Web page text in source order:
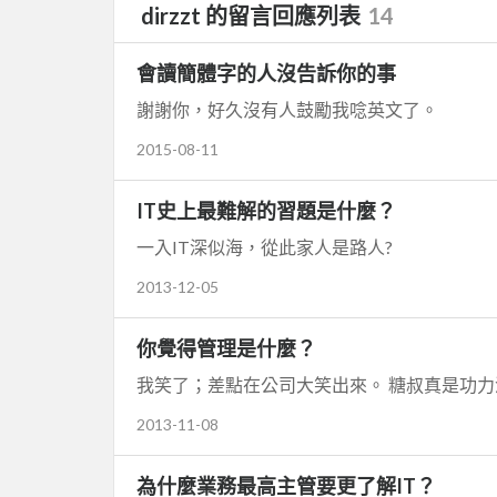
dirzzt 的留言回應列表 14
會讀簡體字的人沒告訴你的事
謝謝你，好久沒有人鼓勵我唸英文了。
2015-08-11
IT史上最難解的習題是什麼？
一入IT深似海，從此家人是路人?
2013-12-05
你覺得管理是什麼？
我笑了；差點在公司大笑出來。 糖叔真是功力
2013-11-08
為什麼業務最高主管要更了解IT？